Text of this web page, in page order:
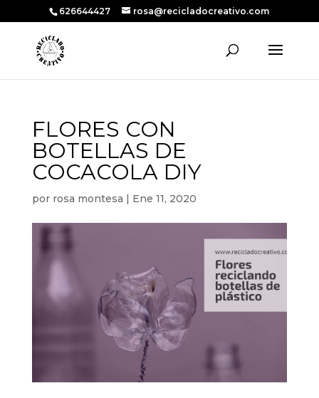
626644427 rosa@recicladocreativo.com
FLORES CON
BOTELLAS DE
COCACOLA DIY
por rosa montesa | Ene 11, 2020